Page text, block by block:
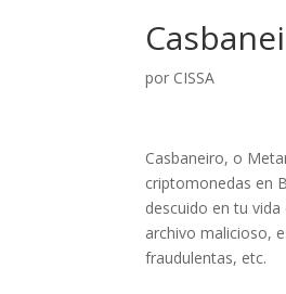
por CISSA
Casbaneiro, o
criptomonedas en
descuido en tu
archivo malicioso,
fraudulentas, etc.